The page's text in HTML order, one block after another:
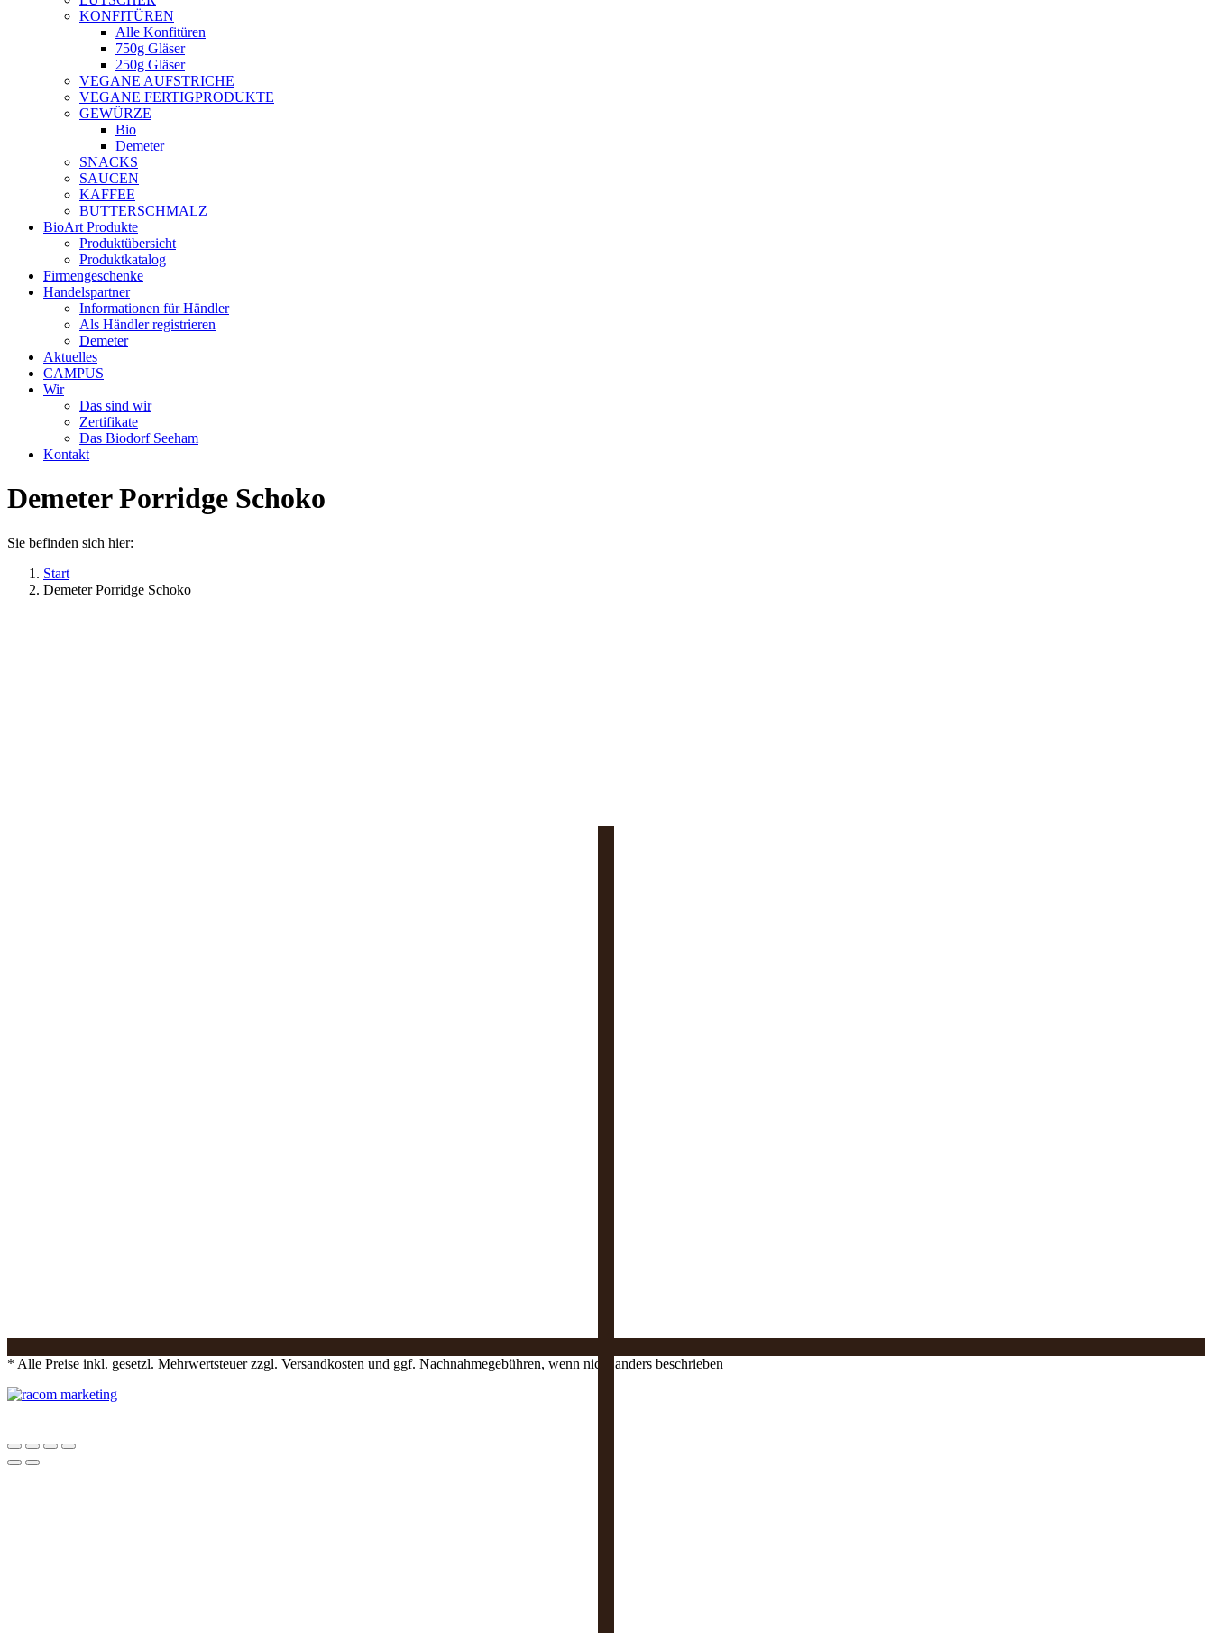
KONFITÜREN
Alle Konfitüren
750g Gläser
250g Gläser
VEGANE AUFSTRICHE
VEGANE FERTIGPRODUKTE
GEWÜRZE
Bio
Demeter
SNACKS
SAUCEN
KAFFEE
BUTTERSCHMALZ
BioArt Produkte
Produktübersicht
Produktkatalog
Firmengeschenke
Handelspartner
Informationen für Händler
Als Händler registrieren
Demeter
Aktuelles
CAMPUS
Wir
Das sind wir
Zertifikate
Das Biodorf Seeham
Kontakt
Demeter Porridge Schoko
Sie befinden sich hier:
Start
Demeter Porridge Schoko
* Alle Preise inkl. gesetzl. Mehrwertsteuer zzgl. Versandkosten und ggf. Nachnahmegebühren, wenn nicht anders beschrieben